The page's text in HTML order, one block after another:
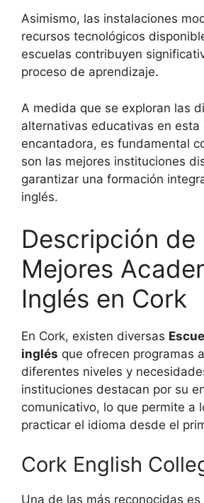
Asimismo, las instalaciones
recursos tecnológicos
escuelas contribuyen
proceso de aprendizaje.
A medida que se exploran las
alternativas educativas en esta
encantadora, es fundamental
son las mejores instituciones
garantizar una formación
inglés.
Descripción de
Mejores
Inglés en Cork
En Cork, existen diversas
inglés que ofrecen programas
diferentes niveles y
instituciones destacan por su
comunicativo, lo que permite a
practicar el idioma desde el
Cork English
Una de las más reconocidas es